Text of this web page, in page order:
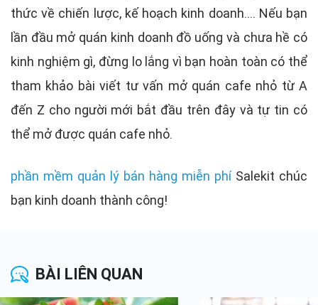
thức về chiến lược, kế hoạch kinh doanh.... Nếu bạn
lần đầu mở quán kinh doanh đồ uống và chưa hề có
kinh nghiệm gì, đừng lo lắng vì bạn hoàn toàn có thể
tham khảo bài viết tư vấn mở quán cafe nhỏ từ A
đến Z cho người mới bắt đầu trên đây và tự tin có
thể mở được quán cafe nhỏ.
phần mềm quản lý bán hàng miễn phíSalekit chúc
bạn kinh doanh thành công!
BÀI LIÊN QUAN